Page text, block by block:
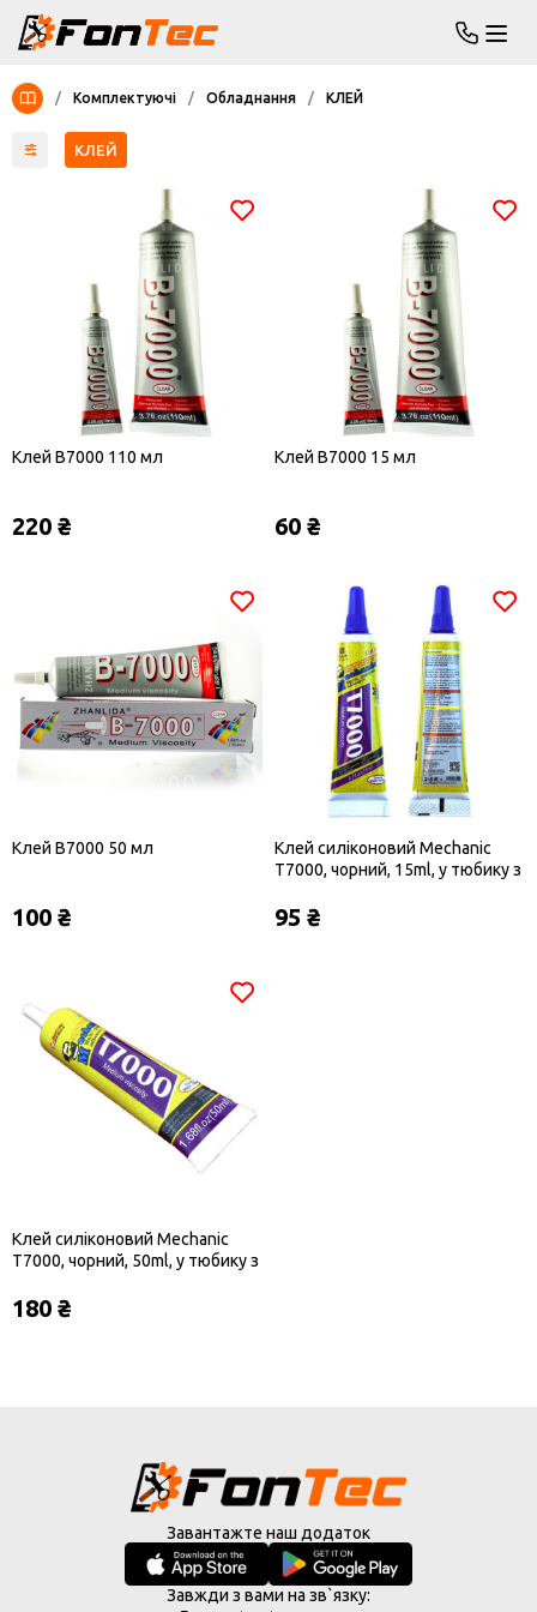
КЛЕЙ
/ Комплектуючі / Обладнання / КЛЕЙ
Клей B7000 110 мл
220 ₴
Клей B7000 15 мл
60 ₴
Клей B7000 50 мл
100 ₴
Клей силіконовий Mechanic
T7000, чорний, 15ml, у тюбику з
95 ₴
Клей силіконовий Mechanic
T7000, чорний, 50ml, у тюбику з
180 ₴
Завантажте наш додаток
Завжди з вами на зв`язку: